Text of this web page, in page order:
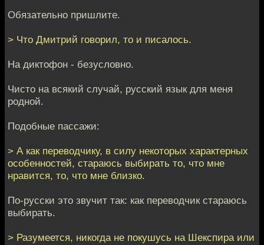
Обязательно пришлите.
> Что Дмитрий говорил, то и писалось.
На диктофон - безусловно.
Чисто на всякий случай, русский язык для меня
родной.
Подобные пассажи:
> А как переводчику, в силу некоторых характерных
особенностей, стараюсь выбирать то, что мне
нравится, то, что мне близко.
По-русски это звучит так: как переводчик стараюсь
выбирать.
> Разумеется, никогда не покушусь на Шекспира или